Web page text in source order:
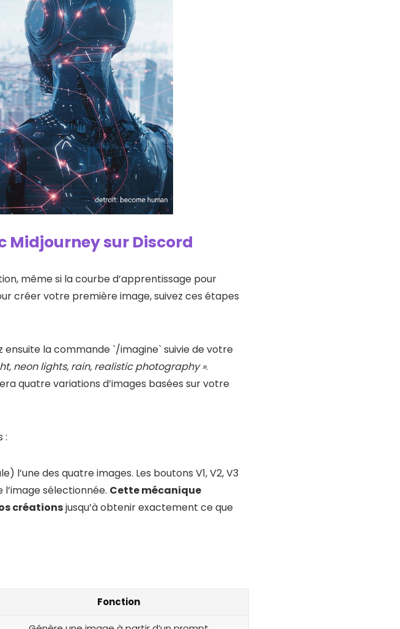
Midjourney sur Discord
même si la courbe d’apprentissage pour
créer votre première image, suivez ces étapes
ensuite la commande `/imagine` suivie de votre
neon lights, rain, realistic photography ».
quatre variations d’images basées sur votre
:
l’une des quatre images. Les boutons V1, V2, V3
sélectionnée. Cette mécanique
créationsjusqu’à obtenir exactement ce que
Fonction